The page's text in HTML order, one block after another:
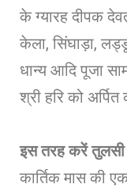
के ग्यारह दीपक
केला, सिंघाड़ा,
धान्य आदि पूजा
श्री हरि को
इस तरह करें तुलसी
कार्तिक मास की